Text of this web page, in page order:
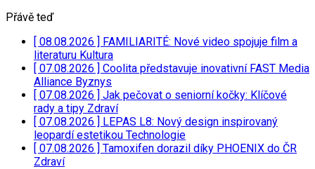
Přávě teď
[ 08.08.2026 ] FAMILIARITÉ: Nové video spojuje film a
literaturu Kultura
[ 07.08.2026 ] Coolita představuje inovativní FAST Media
Alliance Byznys
[ 07.08.2026 ] Jak pečovat o seniorní kočky: Klíčové
rady a tipy Zdraví
[ 07.08.2026 ] LEPAS L8: Nový design inspirovaný
leopardí estetikou Technologie
[ 07.08.2026 ] Tamoxifen dorazil díky PHOENIX do ČR
Zdraví